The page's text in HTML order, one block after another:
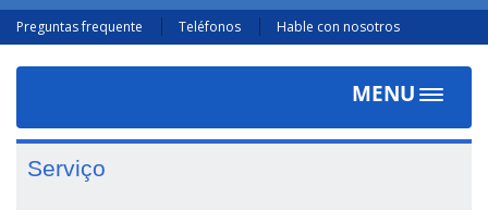
Preguntas frequente Teléfonos Hable con nosotros
MENU
Toggle
Serviço